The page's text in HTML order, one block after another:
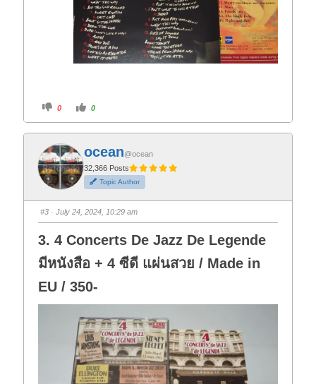
C
i
k
f
o
r
t
h
u
m
d
o
n
0
C
i
k
o
r
t
h
u
m
u
p
0
ocean@ocean
32,366 Posts
Topic Author
#3 · July 24, 2024, 10:29 am
3. 4 Concerts De Jazz De Legende
มีหนังสือ + 4 ซีดี แผ่นสวย / Made in
EU / 350-